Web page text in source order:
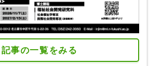
記事の一覧をみる